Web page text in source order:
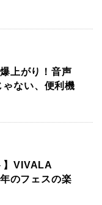
上がり！音声
ない、便利機
】VIVALA
のフェスの楽